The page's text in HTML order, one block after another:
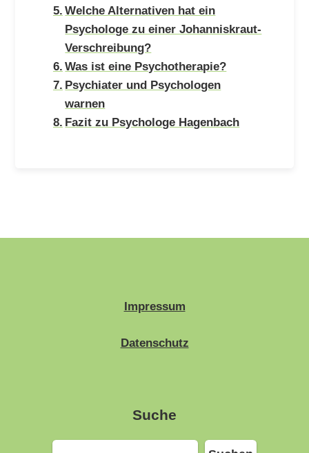
Welche Alternativen hat ein
Psychologe zu einer Johanniskraut-
Verschreibung?
Was ist eine Psychotherapie?
Psychiater und Psychologen
warnen
Fazit zu Psychologe Hagenbach
Impressum
Datenschutz
Suche
Suchen